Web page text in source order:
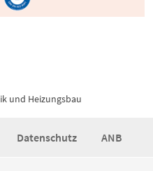
und Heizungsbau
Datenschutz ANB